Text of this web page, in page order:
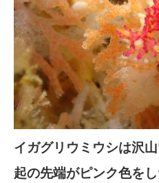
イガグリウミウシは沢
起の先端がピンク色を